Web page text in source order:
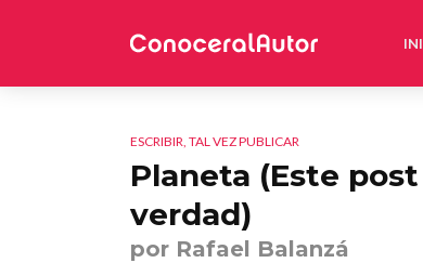
ESCRIBIR, TAL VEZ PUBLICAR
Planeta (Este
verdad)
por Rafael Balanzá